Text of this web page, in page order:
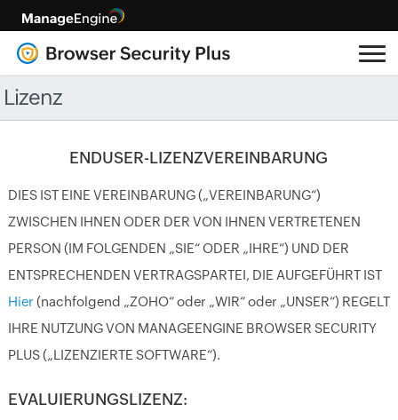
Lizenz
ENDUSER-LIZENZVEREINBARUNG
DIES IST EINE VEREINBARUNG („VEREINBARUNG“)
ZWISCHEN IHNEN ODER DER VON IHNEN VERTRETENEN
PERSON (IM FOLGENDEN „SIE“ ODER „IHRE“) UND DER
ENTSPRECHENDEN VERTRAGSPARTEI, DIE AUFGEFÜHRT IST
Hier (nachfolgend „ZOHO“ oder „WIR“ oder „UNSER“) REGELT
IHRE NUTZUNG VON MANAGEENGINE BROWSER SECURITY
PLUS („LIZENZIERTE SOFTWARE“).
EVALUIERUNGSLIZENZ: